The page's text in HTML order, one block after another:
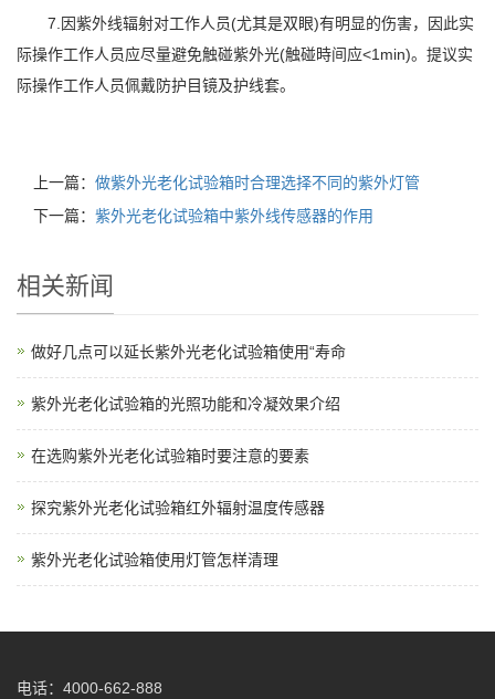
7.因紫外线辐射对工作人员(尤其是双眼)有明显的伤害，因此实
际操作工作人员应尽量避免触碰紫外光(触碰時间应<1min)。提议实
际操作工作人员佩戴防护目镜及护线套。
上一篇： 做紫外光老化试验箱时合理选择不同的紫外灯管
下一篇： 紫外光老化试验箱中紫外线传感器的作用
相关新闻
做好几点可以延长紫外光老化试验箱使用“寿命
紫外光老化试验箱的光照功能和冷凝效果介绍
在选购紫外光老化试验箱时要注意的要素
探究紫外光老化试验箱红外辐射温度传感器
紫外光老化试验箱使用灯管怎样清理
电话：4000-662-888